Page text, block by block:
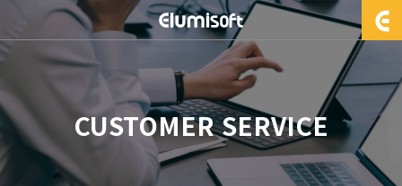
CUSTOMER SERVICE